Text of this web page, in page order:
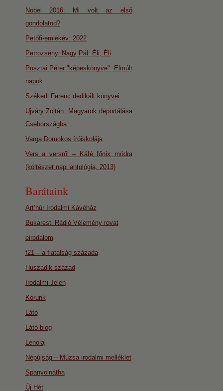
Nobel 2016: Mi volt az első
gondolatod?
Petőfi-emlékév: 2022
Petrozsényi Nagy Pál: Éli, Éli
Pusztai Péter "képeskönyve": Elmúlt
napok
Székedi Ferenc dedikált könyvei
Ujváry Zoltán: Magyarok deportálása
Csehországba
Varga Domokos íróiskolája
Vers a versről – Káfé főnix módra
(költészet napi antológia, 2013)
Barátaink
Art’húr Irodalmi Kávéház
Bukaresti Rádió Vélemény rovat
eirodalom
f21 – a fiatalság százada
Huszadik század
Irodalmi Jelen
Korunk
Látó
Látó blog
Lenolaj
Népújság – Múzsa irodalmi melléklet
Spanyolnátha
Új Hét